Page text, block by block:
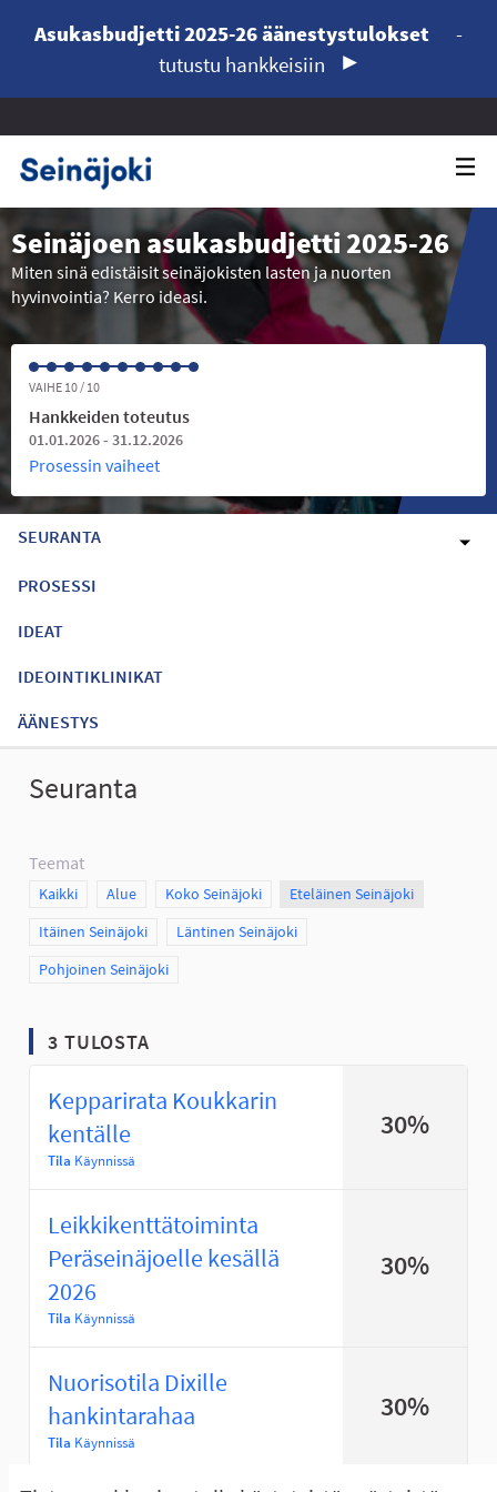
Asukasbudjetti 2025-26 äänestystulokset
-
tutustu hankkeisiin
Seinäjoen asukasbudjetti 2025-26
Miten sinä edistäisit seinäjokisten lasten ja nuorten
hyvinvointia? Kerro ideasi.
VAIHE 10 / 10
Hankkeiden toteutus
01.01.2026 - 31.12.2026
Prosessin vaiheet
SEURANTA
PROSESSI
IDEAT
IDEOINTIKLINIKAT
ÄÄNESTYS
Seuranta
Teemat
Scope
Kaikki Scope
Alue Scope
Koko Seinäjoki Scope
Eteläinen Seinäjoki
Scope
Itäinen Seinäjoki Scope
Läntinen Seinäjoki
Scope
Pohjoinen Seinäjoki
3 TULOSTA
Kepparirata Koukkarin
kentälle
Tila Käynnissä
30%
Leikkikenttätoiminta
Peräseinäjoelle kesällä
2026
Tila Käynnissä
30%
Nuorisotila Dixille
hankintarahaa
Tila Käynnissä
30%